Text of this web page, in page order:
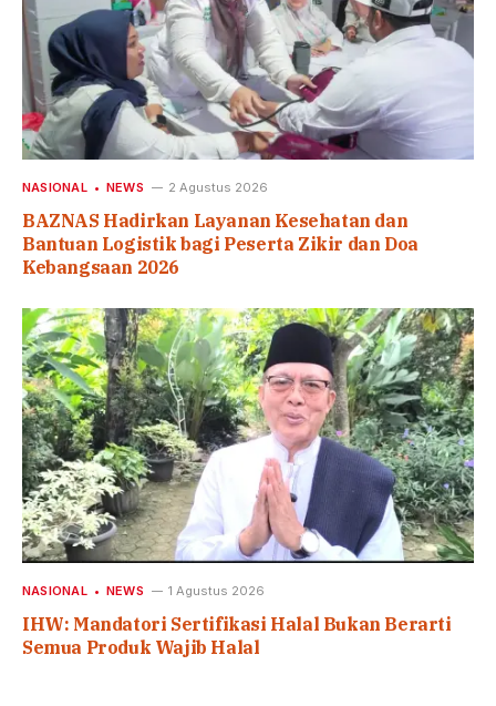
NASIONAL NEWS 2 Agustus 2026
BAZNAS Hadirkan Layanan Kesehatan dan
Bantuan Logistik bagi Peserta Zikir dan Doa
Kebangsaan 2026
NASIONAL NEWS 1 Agustus 2026
IHW: Mandatori Sertifikasi Halal Bukan Berarti
Semua Produk Wajib Halal